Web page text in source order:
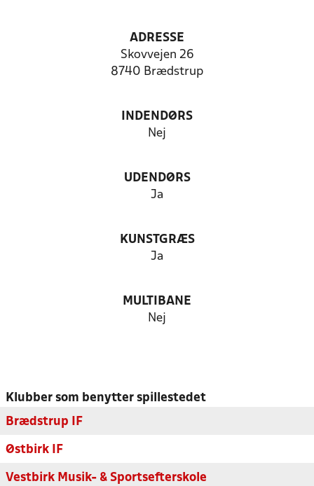
ADRESSE
Skovvejen 26
8740 Brædstrup
INDENDØRS
Nej
UDENDØRS
Ja
KUNSTGRÆS
Ja
MULTIBANE
Nej
Klubber som benytter spillestedet
Brædstrup IF
Østbirk IF
Vestbirk Musik- & Sportsefterskole